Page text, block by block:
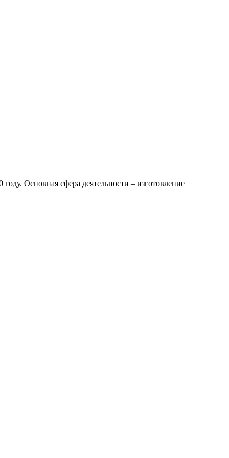
Основная сфера деятельности – изготовление